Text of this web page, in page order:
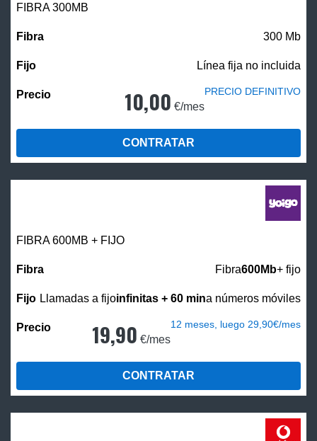
FIBRA 300MB
300 Mb
Línea fija no incluida
10,00 €/mes
PRECIO DEFINITIVO
CONTRATAR
FIBRA 600MB + FIJO
Fibra600Mb+ fijo
Llamadas a fijoinfinitas + 60 mina números móviles
19,90 €/mes
12 meses, luego 29,90€/mes
CONTRATAR